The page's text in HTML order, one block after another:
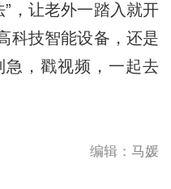
，让老外一踏入就开
科技智能设备，还是
，戳视频，一起去
编辑：马媛